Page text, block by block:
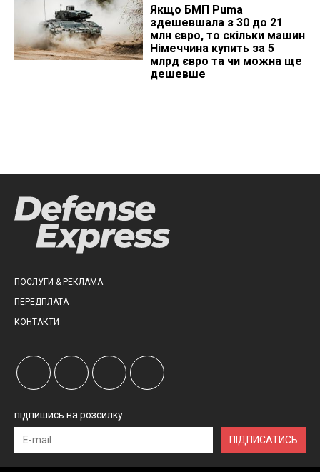
Якщо БМП Puma
здешевшала з 30 до 21
млн євро, то скільки машин
Німеччина купить за 5
млрд євро та чи можна ще
дешевше
ПОСЛУГИ & РЕКЛАМА
ПЕРЕДПЛАТА
КОНТАКТИ
підпишись на розсилку
ПІДПИСАТИСЬ